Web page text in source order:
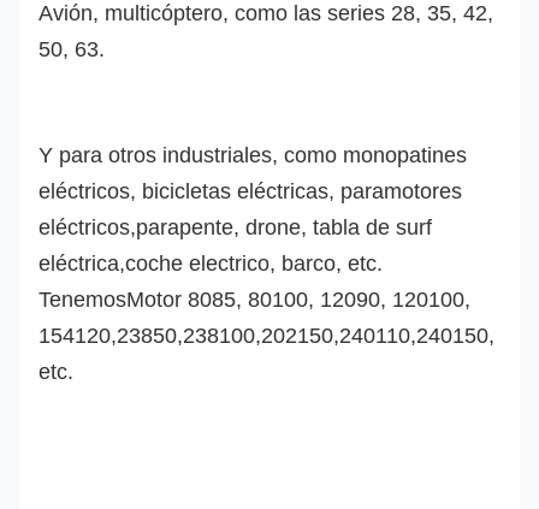
Avión, multicóptero, como las series 28, 35, 42,
50, 63.
Y para otros industriales, como monopatines
eléctricos, bicicletas eléctricas, paramotores
eléctricos,parapente, drone, tabla de surf
eléctrica,coche electrico, barco, etc.
TenemosMotor 8085, 80100, 12090, 120100,
154120,23850,238100,202150,240110,240150,
etc.